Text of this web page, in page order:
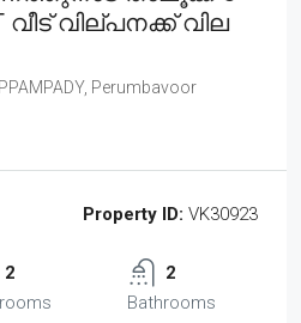
വീട് വില്പനക്ക് വില
Perumbavoor
Property ID: VK30923
2
2
Bathrooms